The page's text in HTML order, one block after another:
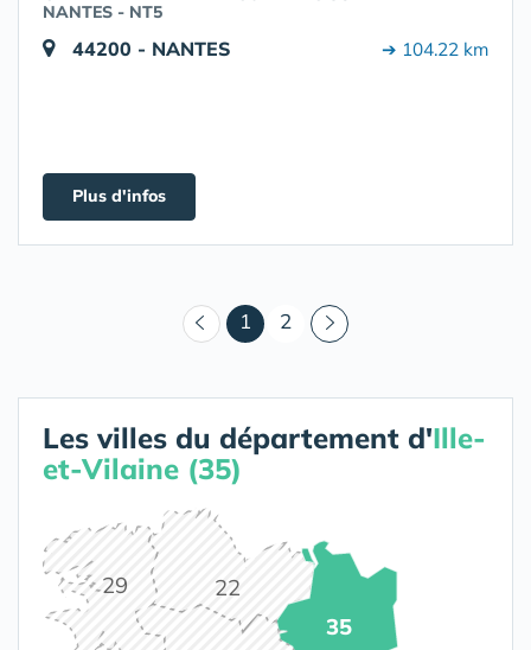
NANTES - NT5
44200 - NANTES ➔ 104.22 km
Plus d'infos
1 (courant)
2
Les villes du département d'Ille-
et-Vilaine (35)
22
29
35